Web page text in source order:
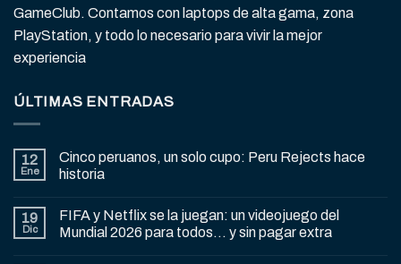
GameClub. Contamos con laptops de alta gama, zona
PlayStation, y todo lo necesario para vivir la mejor
experiencia
ÚLTIMAS ENTRADAS
12
Ene
Cinco peruanos, un solo cupo: Peru Rejects hace
historia
19
Dic
FIFA y Netflix se la juegan: un videojuego del
Mundial 2026 para todos… y sin pagar extra